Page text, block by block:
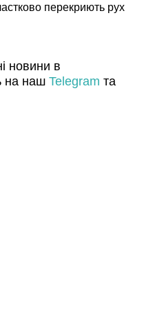
перекриють рух
новини в
на наш Telegram та